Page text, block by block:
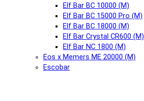
Elf Bar BC 10000 (М)
Elf Bar BC 15000 Pro (М)
Elf Bar BC 18000 (М)
Elf Bar Crystal CR600 (М)
Elf Bar NC 1800 (М)
Eos x Memers ME 20000 (М)
Escobar